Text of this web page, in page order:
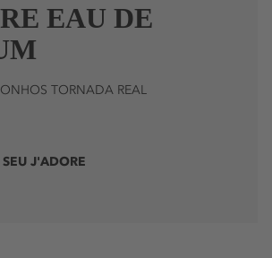
EAU DE
TORNADA REAL
J'ADORE